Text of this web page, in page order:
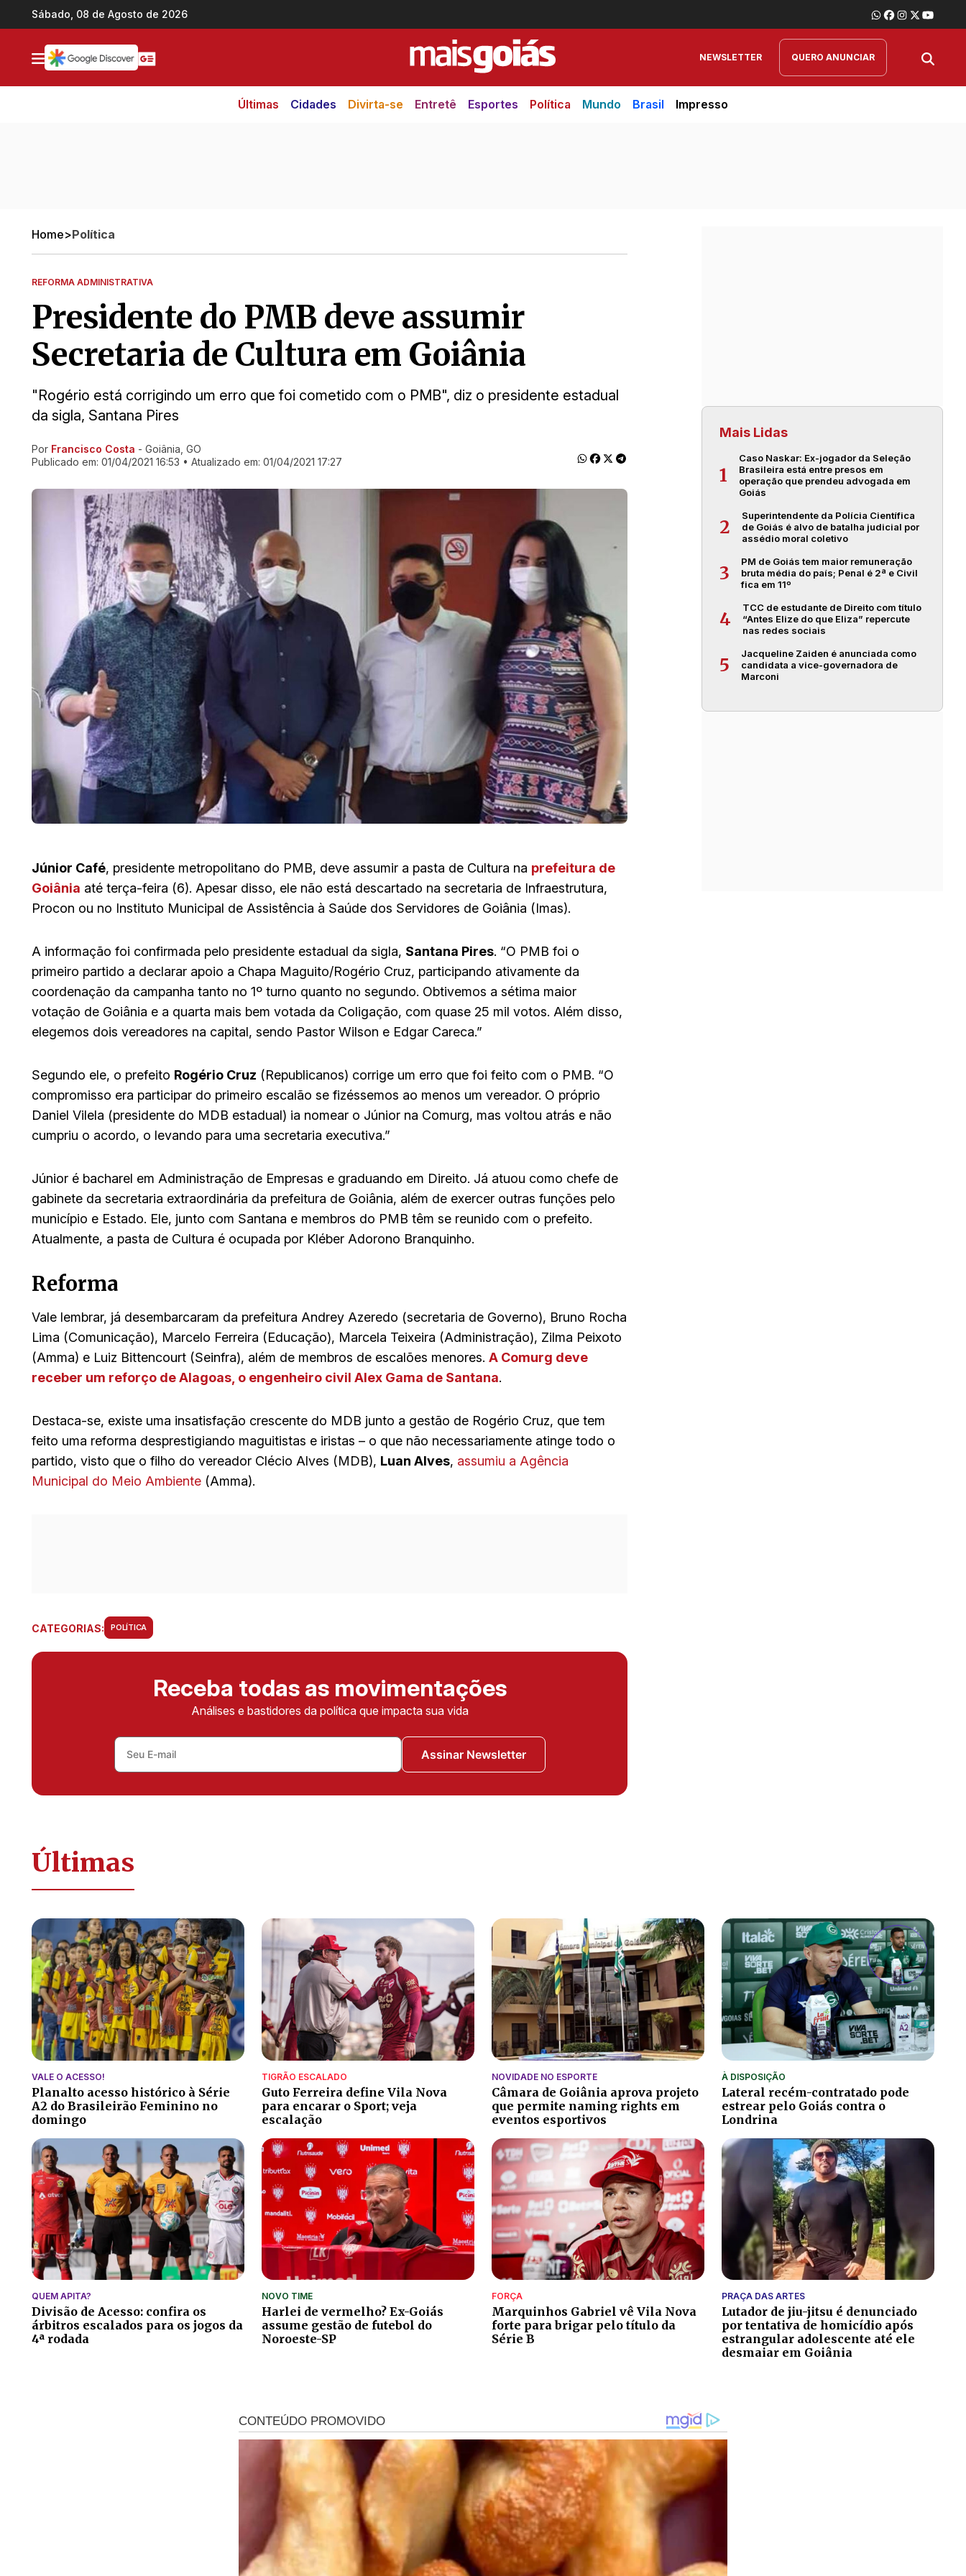
Ir direto pro conteúdo
Sábado, 08 de Agosto de 2026
NEWSLETTER QUERO ANUNCIAR
Últimas Cidades Divirta-se Entretê Esportes Política Mundo Brasil Impresso
Home>Política
REFORMA ADMINISTRATIVA
Presidente do PMB deve assumir
Secretaria de Cultura em Goiânia
"Rogério está corrigindo um erro que foi cometido com o PMB", diz o presidente estadual
da sigla, Santana Pires
Ir direto pra matéria
Por Francisco Costa - Goiânia, GO
Publicado em: 01/04/2021 16:53 • Atualizado em: 01/04/2021 17:27
Júnior Café, presidente metropolitano do PMB, deve assumir a pasta de Cultura na prefeitura de
Goiânia até terça-feira (6). Apesar disso, ele não está descartado na secretaria de Infraestrutura,
Procon ou no Instituto Municipal de Assistência à Saúde dos Servidores de Goiânia (Imas).
A informação foi confirmada pelo presidente estadual da sigla, Santana Pires. “O PMB foi o
primeiro partido a declarar apoio a Chapa Maguito/Rogério Cruz, participando ativamente da
coordenação da campanha tanto no 1º turno quanto no segundo. Obtivemos a sétima maior
votação de Goiânia e a quarta mais bem votada da Coligação, com quase 25 mil votos. Além disso,
elegemos dois vereadores na capital, sendo Pastor Wilson e Edgar Careca.”
Segundo ele, o prefeito Rogério Cruz (Republicanos) corrige um erro que foi feito com o PMB. “O
compromisso era participar do primeiro escalão se fizéssemos ao menos um vereador. O próprio
Daniel Vilela (presidente do MDB estadual) ia nomear o Júnior na Comurg, mas voltou atrás e não
cumpriu o acordo, o levando para uma secretaria executiva.”
Júnior é bacharel em Administração de Empresas e graduando em Direito. Já atuou como chefe de
gabinete da secretaria extraordinária da prefeitura de Goiânia, além de exercer outras funções pelo
município e Estado. Ele, junto com Santana e membros do PMB têm se reunido com o prefeito.
Atualmente, a pasta de Cultura é ocupada por Kléber Adorono Branquinho.
Reforma
Vale lembrar, já desembarcaram da prefeitura Andrey Azeredo (secretaria de Governo), Bruno Rocha
Lima (Comunicação), Marcelo Ferreira (Educação), Marcela Teixeira (Administração), Zilma Peixoto
(Amma) e Luiz Bittencourt (Seinfra), além de membros de escalões menores. A Comurg deve
receber um reforço de Alagoas, o engenheiro civil Alex Gama de Santana.
Destaca-se, existe uma insatisfação crescente do MDB junto a gestão de Rogério Cruz, que tem
feito uma reforma desprestigiando maguitistas e iristas – o que não necessariamente atinge todo o
partido, visto que o filho do vereador Clécio Alves (MDB), Luan Alves, assumiu a Agência
Municipal do Meio Ambiente (Amma).
CATEGORIAS: POLÍTICA
Receba todas as movimentações
Análises e bastidores da política que impacta sua vida
Assinar Newsletter
Mais Lidas
1
Caso Naskar: Ex-jogador da Seleção
Brasileira está entre presos em
operação que prendeu advogada em
Goiás
2
Superintendente da Polícia Científica
de Goiás é alvo de batalha judicial por
assédio moral coletivo
3
PM de Goiás tem maior remuneração
bruta média do país; Penal é 2ª e Civil
fica em 11º
4
TCC de estudante de Direito com título
“Antes Elize do que Eliza” repercute
nas redes sociais
5
Jacqueline Zaiden é anunciada como
candidata a vice-governadora de
Marconi
Últimas
VALE O ACESSO!
Planalto acesso histórico à Série
A2 do Brasileirão Feminino no
domingo
TIGRÃO ESCALADO
Guto Ferreira define Vila Nova
para encarar o Sport; veja
escalação
NOVIDADE NO ESPORTE
Câmara de Goiânia aprova projeto
que permite naming rights em
eventos esportivos
À DISPOSIÇÃO
Lateral recém-contratado pode
estrear pelo Goiás contra o
Londrina
QUEM APITA?
Divisão de Acesso: confira os
árbitros escalados para os jogos da
4ª rodada
NOVO TIME
Harlei de vermelho? Ex-Goiás
assume gestão de futebol do
Noroeste-SP
FORÇA
Marquinhos Gabriel vê Vila Nova
forte para brigar pelo título da
Série B
PRAÇA DAS ARTES
Lutador de jiu-jitsu é denunciado
por tentativa de homicídio após
estrangular adolescente até ele
desmaiar em Goiânia